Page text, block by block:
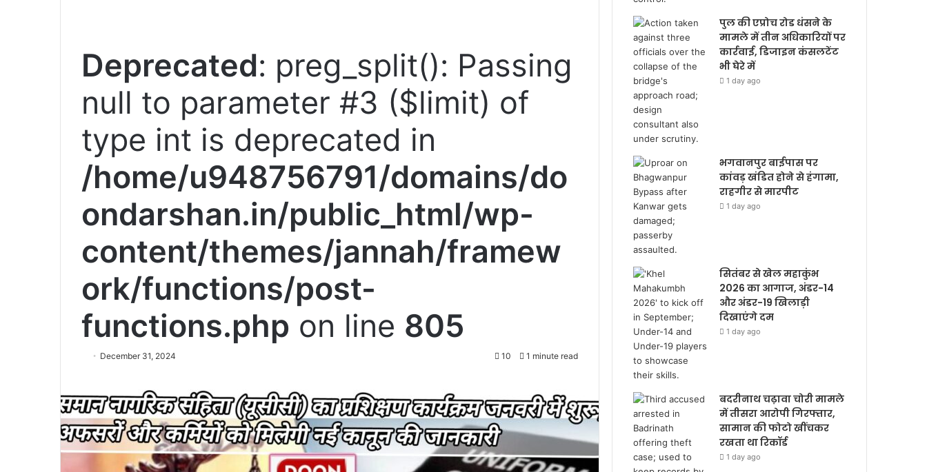
Deprecated: preg_split(): Passing
null to parameter #3 ($limit) of
type int is deprecated in
/home/u948756791/domains/do
ondarshan.in/public_html/wp-
content/themes/jannah/framew
ork/functions/post-
functions.php on line 805
December 31, 2024 10 1 minute read
पुल की एप्रोच रोड धंसने के
मामले में तीन अधिकारियों पर
कार्रवाई, डिजाइन कंसलटेंट
भी घेरे में
1 day ago
भगवानपुर बाईपास पर
कांवड़ खंडित होने से हंगामा,
राहगीर से मारपीट
1 day ago
सितंबर से खेल महाकुंभ
2026 का आगाज, अंडर-14
और अंडर-19 खिलाड़ी
दिखाएंगे दम
1 day ago
बदरीनाथ चढ़ावा चोरी मामले
में तीसरा आरोपी गिरफ्तार,
सामान की फोटो खींचकर
रखता था रिकॉर्ड
1 day ago